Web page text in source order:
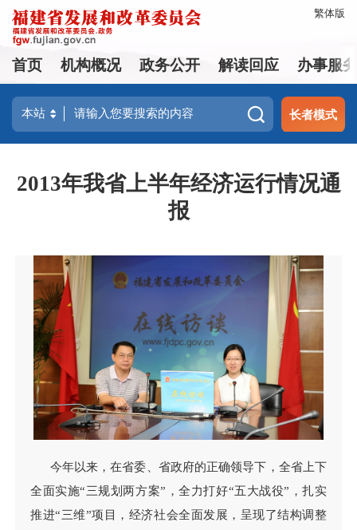
繁体版
首页 机构概况 政务公开 解读回应 办事服
长者模式
2013年我省上半年经济运行情况通
报
今年以来，在省委、省政府的正确领导下，全省上下
全面实施“三规划两方案”，全力打好“五大战役”，扎实
推进“三维”项目，经济社会全面发展，呈现了结构调整